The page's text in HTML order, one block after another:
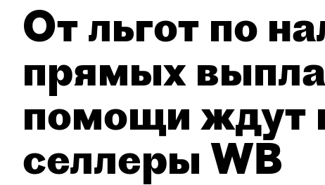
От льгот по
прямых
помощи ждут
селлеры WB